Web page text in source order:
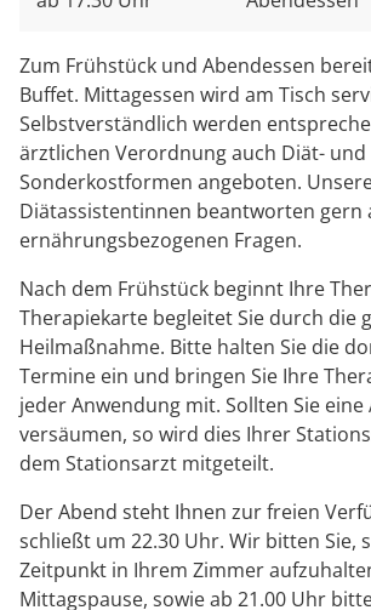
Zum Frühstück und Abendessen
Buffet. Mittagessen wird am Tisch
Selbstverständlich werden
ärztlichen Verordnung auch Diät- und
Sonderkostformen angeboten.
Diätassistentinnen beantworten gern
ernährungsbezogenen Fragen.
Nach dem Frühstück beginnt Ihre
Therapiekarte begleitet Sie durch die
Heilmaßnahme. Bitte halten Sie die
Termine ein und bringen Sie Ihre
jeder Anwendung mit. Sollten Sie
versäumen, so wird dies Ihrer
dem Stationsarzt mitgeteilt.
Der Abend steht Ihnen zur freien
schließt um 22.30 Uhr. Wir bitten Sie,
Zeitpunkt in Ihrem Zimmer
Mittagspause, sowie ab 21.00 Uhr